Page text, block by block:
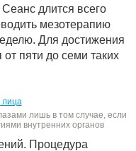
длится всего
мезотерапию
Для достижения
от пяти до семи таких
лишь в том случае, если
внутренних органов
Процедура